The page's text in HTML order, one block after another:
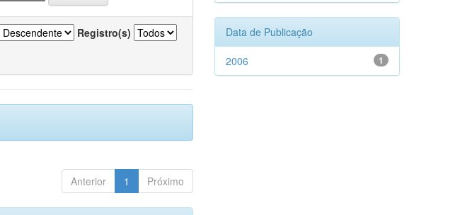
Registro(s)
Anterior 1 Próximo
Data de Publicação
1
2006